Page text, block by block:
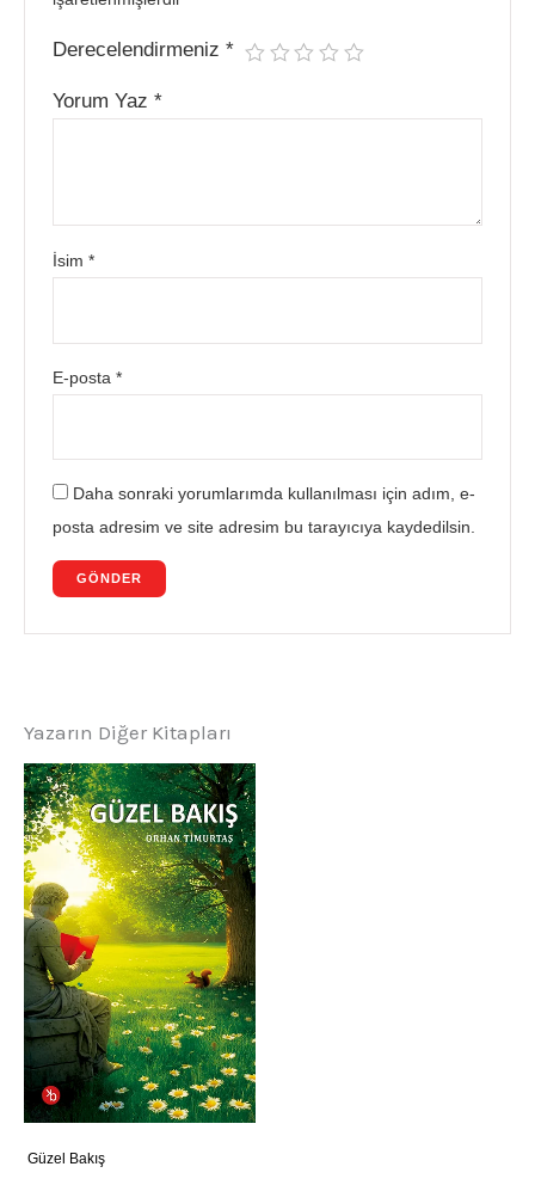
Derecelendirmeniz*
Yorum Yaz*
İsim*
E-posta*
Daha sonraki yorumlarımda kullanılması için adım, e-
posta adresim ve site adresim bu tarayıcıya kaydedilsin.
Yazarın Diğer Kitapları
Güzel Bakış